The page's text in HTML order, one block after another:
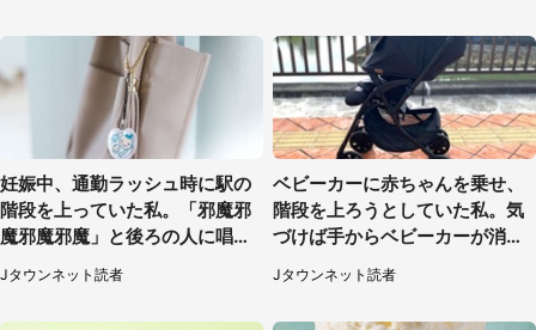
妊娠中、通勤ラッシュ時に駅の
階段を上っていた私。「邪魔邪
魔邪魔邪魔」と後ろの人に唱え
られて（神奈川県・30代女性）
Jタウンネット読者
ベビーカーに赤ちゃんを乗せ、
階段を上ろうとしていた私。気
づけば手からベビーカーが消え
ていて（神奈川県・60代女性）
Jタウンネット読者